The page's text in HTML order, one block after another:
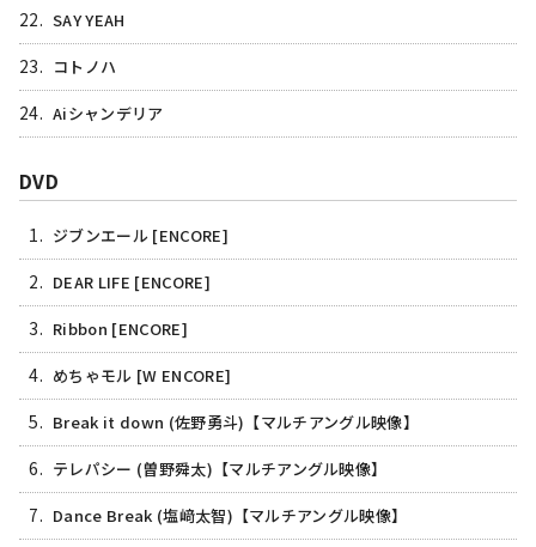
22. SAY YEAH
23. コトノハ
24. Aiシャンデリア
DVD
1. ジブンエール [ENCORE]
2. DEAR LIFE [ENCORE]
3. Ribbon [ENCORE]
4. めちゃモル [W ENCORE]
5. Break it down (佐野勇斗)【マルチアングル映像】
6. テレパシー (曽野舜太)【マルチアングル映像】
7. Dance Break (塩﨑太智)【マルチアングル映像】